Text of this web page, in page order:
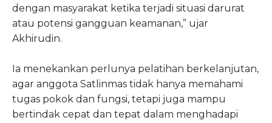
dengan masyarakat ketika terjadi situasi darurat
atau potensi gangguan keamanan,” ujar
Akhirudin.
Ia menekankan perlunya pelatihan berkelanjutan,
agar anggota Satlinmas tidak hanya memahami
tugas pokok dan fungsi, tetapi juga mampu
bertindak cepat dan tepat dalam menghadapi